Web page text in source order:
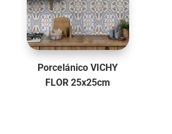
Porcelánico VICHY
FLOR 25x25cm